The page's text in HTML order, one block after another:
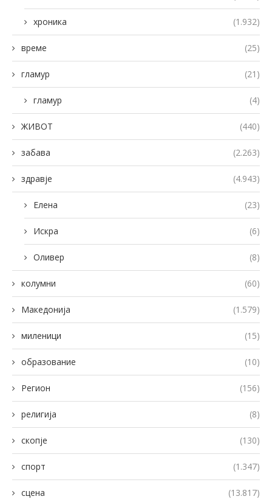
хроника (1.932)
време (25)
гламур (21)
гламур (4)
ЖИВОТ (440)
забава (2.263)
здравје (4.943)
Елена (23)
Искра (6)
Оливер (8)
колумни (60)
Македонија (1.579)
миленици (15)
образование (10)
Регион (156)
религија (8)
скопје (130)
спорт (1.347)
сцена (13.817)